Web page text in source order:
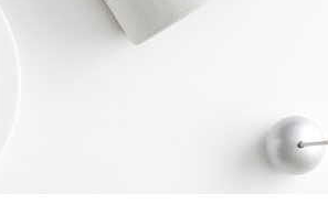
数据统计分析